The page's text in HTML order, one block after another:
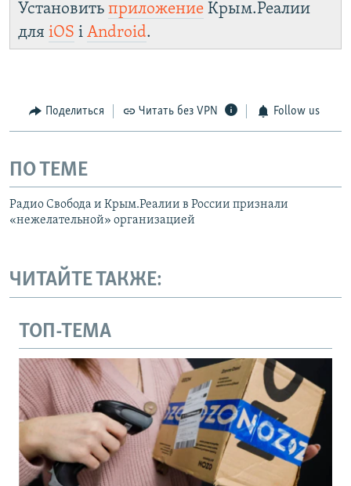
Установить приложение Крым.Реалии
для iOS і Android.
Поделиться Читать без VPN Follow us
ПО ТЕМЕ
Радио Свобода и Крым.Реалии в России признали
«нежелательной» организацией
ЧИТАЙТЕ ТАКЖЕ:
ТОП-ТЕМА